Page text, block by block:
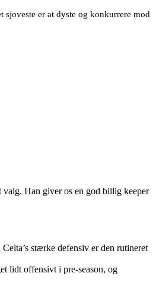
er at dyste og konkurrere mod
valg. Han giver os en god billig keeper
stærke defensiv er den rutineret
lidt offensivt i pre-season, og